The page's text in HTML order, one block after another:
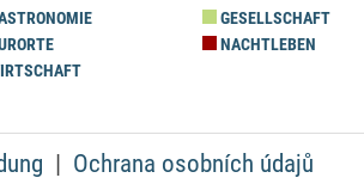
GESELLSCHAFT
NACHTLEBEN
Ochrana osobních údajů